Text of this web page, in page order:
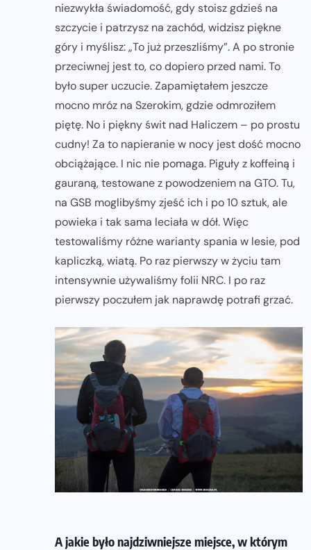
niezwykła świadomość, gdy stoisz gdzieś na
szczycie i patrzysz na zachód, widzisz piękne
góry i myślisz: „To już przeszliśmy”. A po stronie
przeciwnej jest to, co dopiero przed nami. To
było super uczucie. Zapamiętałem jeszcze
mocno mróz na Szerokim, gdzie odmroziłem
piętę. No i piękny świt nad Haliczem – po prostu
cudny! Za to napieranie w nocy jest dość mocno
obciążające. I nic nie pomaga. Piguły z koffeiną i
gauraną, testowane z powodzeniem na GTO. Tu,
na GSB moglibyśmy zjeść ich i po 10 sztuk, ale
powieka i tak sama leciała w dół. Więc
testowaliśmy różne warianty spania w lesie, pod
kapliczką, wiatą. Po raz pierwszy w życiu tam
intensywnie używaliśmy folii NRC. I po raz
pierwszy poczułem jak naprawdę potrafi grzać.
A jakie było najdziwniejsze miejsce, w którym